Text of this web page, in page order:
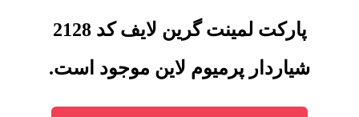
پارکت لمینت گرین لایف کد 2128
شیاردار پرمیوم لاین موجود است.